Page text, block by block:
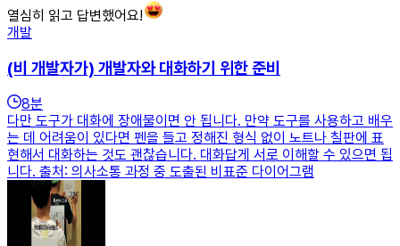
열심히 읽고 답변했어요!
개발
(비 개발자가) 개발자와 대화하기 위한 준비
8분
다만 도구가 대화에 장애물이면 안 됩니다. 만약 도구를 사용하고 배우
는 데 어려움이 있다면 펜을 들고 정해진 형식 없이 노트나 칠판에 표
현해서 대화하는 것도 괜찮습니다. 대화답게 서로 이해할 수 있으면 됩
니다. 출처: 의사소통 과정 중 도출된 비표준 다이어그램